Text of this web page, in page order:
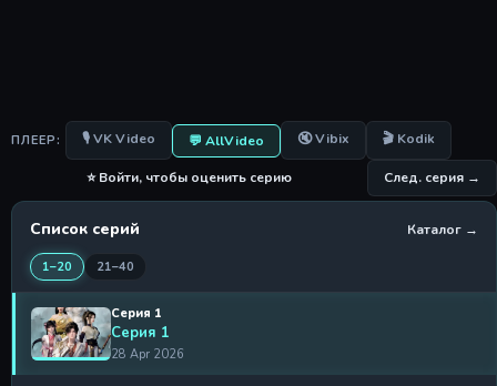
ПЛЕЕР: 🎙 VK Video 💬 AllVideo 🔇 Vibix 🎬 Kodik
⭐ Войти, чтобы оценить серию След. серия →
Список серий Каталог →
1–20 21–40
Серия 1
Серия 1
28 Apr 2026